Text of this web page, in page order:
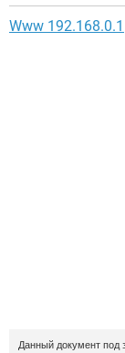
Www 192.168.0.1
Данный документ под